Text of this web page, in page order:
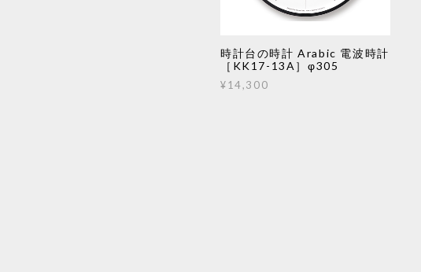
時計台の時計 Arabic 電波時計
［KK17-13A］φ305
¥14,300